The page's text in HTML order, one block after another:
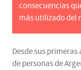
consecuencias
más utilizado del
Desde sus
de personas de